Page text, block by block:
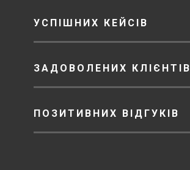
УСПІШНИХ КЕЙСІВ
ЗАДОВОЛЕНИХ КЛІЄНТІВ
ПОЗИТИВНИХ ВІДГУКІВ